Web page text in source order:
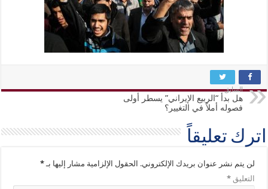
السابق
هل بدأ “الربيع الإيراني” يسطر أولى
فصوله أملاً في التغيير؟
اترك تعليقاً
لن يتم نشر عنوان بريدك الإلكتروني. الحقول الإلزامية مشار إليها بـ*
التعليق*